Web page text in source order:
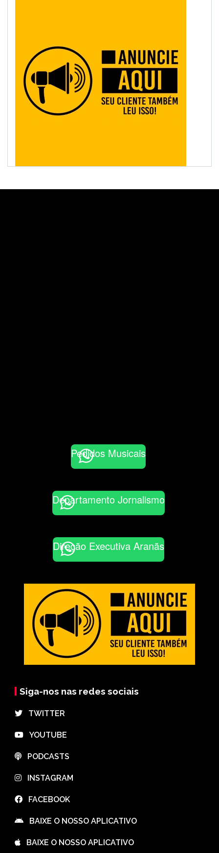
Pedidos Musicais
Departamento Jornalismo
Direção Executiva Aranãs
Siga-nos nas redes sociais
⠀TWITTER
⠀YOUTUBE
⠀PODCASTS
⠀INSTAGRAM
⠀FACEBOOK
⠀BAIXE O NOSSO APLICATIVO
⠀BAIXE O NOSSO APLICATIVO